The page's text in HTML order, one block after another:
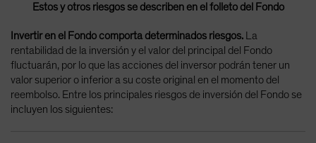
Estos y otros riesgos se describen en el folleto del Fondo
Invertir en el Fondo comporta determinados riesgos. La
rentabilidad de la inversión y el valor del principal del Fondo
fluctuarán, por lo que las acciones del inversor podrán tener un
valor superior o inferior a su coste original en el momento del
reembolso. Entre los principales riesgos de inversión del Fondo se
incluyen los siguientes: